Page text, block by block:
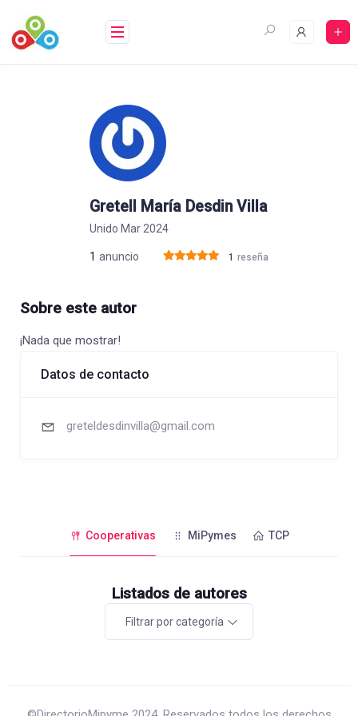
contenido
Gretell María Desdin Villa
Unido Mar 2024
1 anuncio 1 reseña
Sobre este autor
¡Nada que mostrar!
Datos de contacto
greteldesdinvilla@gmail.com
Cooperativas MiPymes TCP
Listados de autores
Filtrar por categoría